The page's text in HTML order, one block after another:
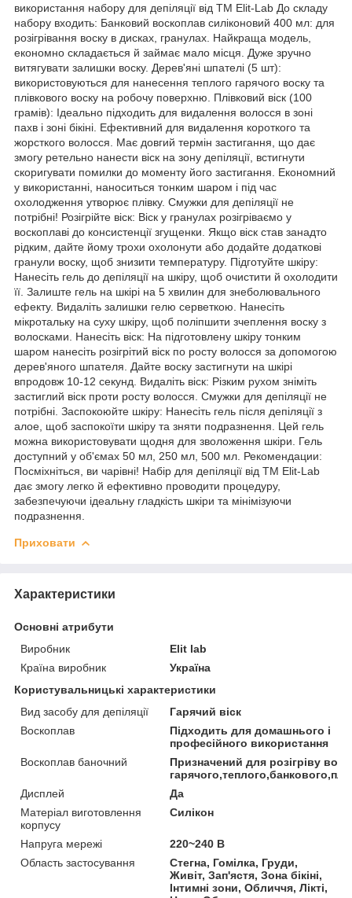
використання набору для депіляції від ТМ Elit-Lab До складу
набору входить: Банковий воскоплав силіконовий 400 мл: для
розігрівання воску в дисках, гранулах. Найкраща модель,
економно складається й займає мало місця. Дуже зручно
витягувати залишки воску. Дерев'яні шпателі (5 шт):
використовуються для нанесення теплого гарячого воску та
плівкового воску на робочу поверхню. Плівковий віск (100
грамів): Ідеально підходить для видалення волосся в зоні
пахв і зоні бікіні. Ефективний для видалення короткого та
жорсткого волосся. Має довгий термін застигання, що дає
змогу ретельно нанести віск на зону депіляції, встигнути
скоригувати помилки до моменту його застигання. Економний
у використанні, наноситься тонким шаром і під час
охолодження утворює плівку. Смужки для депіляції не
потрібні! Розігрійте віск: Віск у гранулах розігріваємо у
воскоплаві до консистенції згущенки. Якщо віск став занадто
рідким, дайте йому трохи охолонути або додайте додаткові
гранули воску, щоб знизити температуру. Підготуйте шкіру:
Нанесіть гель до депіляції на шкіру, щоб очистити й охолодити
її. Залиште гель на шкірі на 5 хвилин для знеболювального
ефекту. Видаліть залишки гелю серветкою. Нанесіть
мікротальку на суху шкіру, щоб поліпшити зчеплення воску з
волосками. Нанесіть віск: На підготовлену шкіру тонким
шаром нанесіть розігрітий віск по росту волосся за допомогою
дерев'яного шпателя. Дайте воску застигнути на шкірі
впродовж 10-12 секунд. Видаліть віск: Різким рухом зніміть
застиглий віск проти росту волосся. Смужки для депіляції не
потрібні. Заспокоюйте шкіру: Нанесіть гель після депіляції з
алое, щоб заспокоїти шкіру та зняти подразнення. Цей гель
можна використовувати щодня для зволоження шкіри. Гель
доступний у об'ємах 50 мл, 250 мл, 500 мл. Рекомендации:
Посміхніться, ви чарівні! Набір для депіляції від ТМ Elit-Lab
дає змогу легко й ефективно проводити процедуру,
забезпечуючи ідеальну гладкість шкіри та мінімізуючи
подразнення.
Приховати
Характеристики
Основні атрибути
Виробник
Elit lab
Країна виробник
Україна
Користувальницькі характеристики
Вид засобу для депіляції
Гарячий віск
Воскоплав
Підходить для домашнього і
професійного використання
Воскоплав баночний
Призначений для розігріву
Дисплей
Да
Матеріал виготовлення
корпусу
Силікон
Напруга мережі
220~240 В
Область застосування
Стегна, Гомілка, Груди,
Живіт, Зап'ястя, Зона бікіні,
Інтимні зони, Обличчя, Лікті,